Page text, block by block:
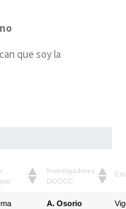
que soy la
Investigadores
DOOCC
A. Osorio